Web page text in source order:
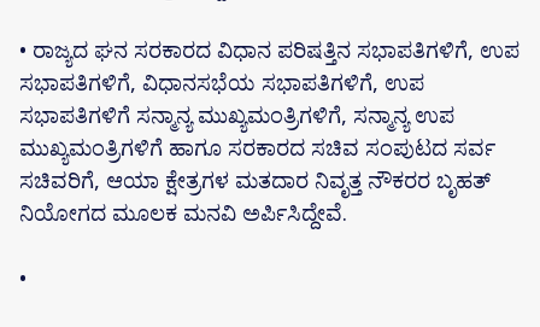
• ರಾಜ್ಯದ ಘನ ಸರಕಾರದ ವಿಧಾನ ಪರಿಷತ್ತಿನ ಸಭಾಪತಿಗಳಿಗೆ, ಉಪ
ಸಭಾಪತಿಗಳಿಗೆ, ವಿಧಾನಸಭೆಯ ಸಭಾಪತಿಗಳಿಗೆ, ಉಪ
ಸಭಾಪತಿಗಳಿಗೆ ಸನ್ಮಾನ್ಯ ಮುಖ್ಯಮಂತ್ರಿಗಳಿಗೆ, ಸನ್ಮಾನ್ಯ ಉಪ
ಮುಖ್ಯಮಂತ್ರಿಗಳಿಗೆ ಹಾಗೂ ಸರಕಾರದ ಸಚಿವ ಸಂಪುಟದ ಸರ್ವ
ಸಚಿವರಿಗೆ, ಆಯಾ ಕ್ಷೇತ್ರಗಳ ಮತದಾರ ನಿವೃತ್ತ ನೌಕರರ ಬೃಹತ್
ನಿಯೋಗದ ಮೂಲಕ ಮನವಿ ಅರ್ಪಿಸಿದ್ದೇವೆ.
•